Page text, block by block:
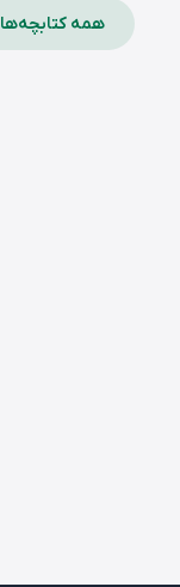
همه کتابچه‌ها